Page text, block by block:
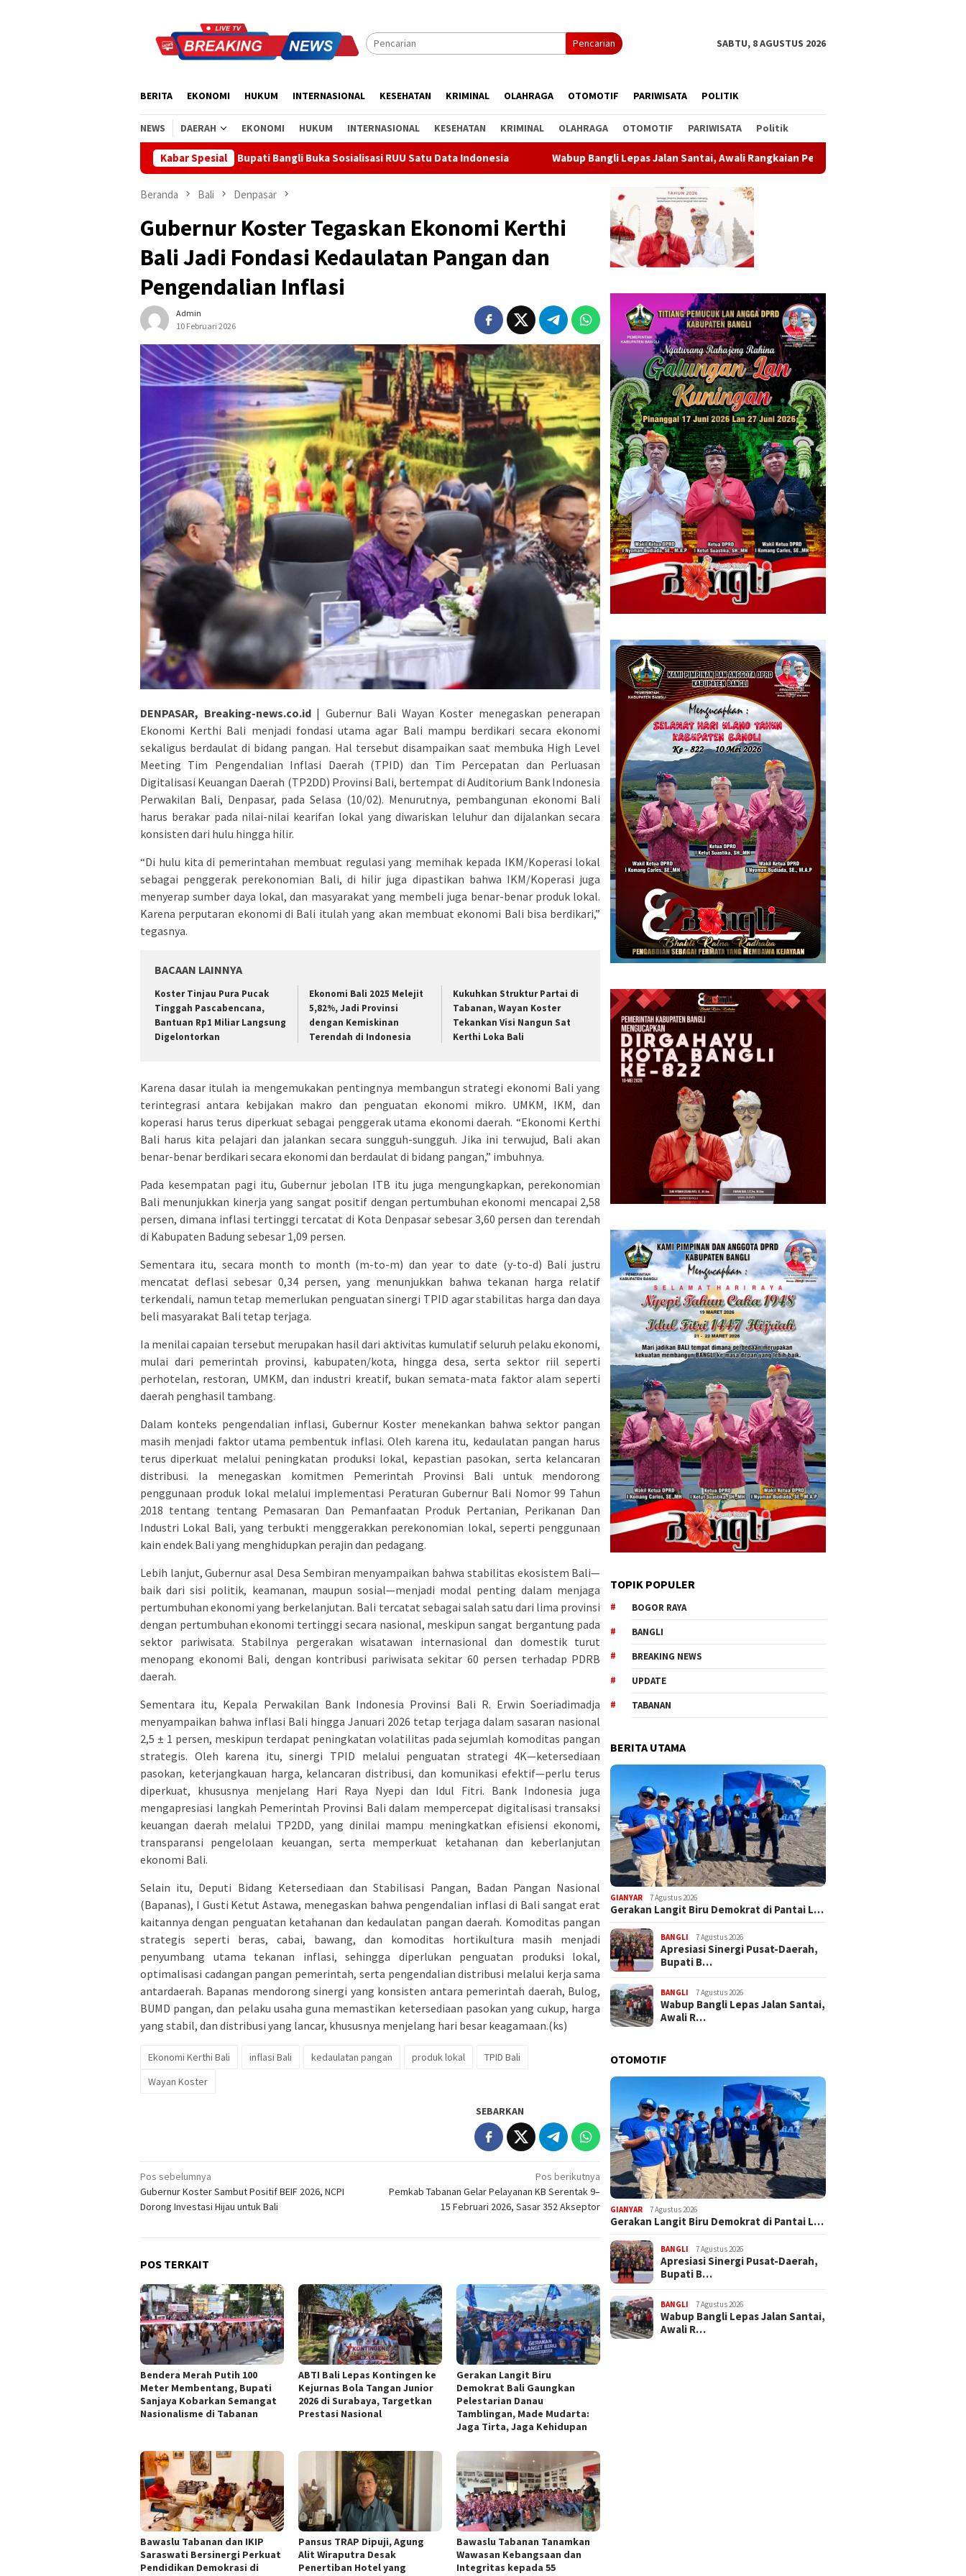
Pencarian SABTU, 8 AGUSTUS 2026
BERITA EKONOMI HUKUM INTERNASIONAL KESEHATAN KRIMINAL OLAHRAGA OTOMOTIF PARIWISATA POLITIK
NEWS DAERAH EKONOMI HUKUM INTERNASIONAL KESEHATAN KRIMINAL OLAHRAGA OTOMOTIF PARIWISATA Politik
Kabar Spesial
Pusat-Daerah, Bupati Bangli Buka Sosialisasi RUU Satu Data Indonesia Wabup Bangli Lepas Jalan Santai, Awali Rangkaian Peringatan HUT ke-81 Kemerdekaan RI
Beranda Bali Denpasar
Gubernur Koster Tegaskan Ekonomi Kerthi
Bali Jadi Fondasi Kedaulatan Pangan dan
Pengendalian Inflasi
Admin
10 Februari 2026
DENPASAR, Breaking-news.co.id| Gubernur Bali Wayan Koster menegaskan penerapan
Ekonomi Kerthi Bali menjadi fondasi utama agar Bali mampu berdikari secara ekonomi
sekaligus berdaulat di bidang pangan. Hal tersebut disampaikan saat membuka High Level
Meeting Tim Pengendalian Inflasi Daerah (TPID) dan Tim Percepatan dan Perluasan
Digitalisasi Keuangan Daerah (TP2DD) Provinsi Bali, bertempat di Auditorium Bank Indonesia
Perwakilan Bali, Denpasar, pada Selasa (10/02). Menurutnya, pembangunan ekonomi Bali
harus berakar pada nilai-nilai kearifan lokal yang diwariskan leluhur dan dijalankan secara
konsisten dari hulu hingga hilir.
“Di hulu kita di pemerintahan membuat regulasi yang memihak kepada IKM/Koperasi lokal
sebagai penggerak perekonomian Bali, di hilir juga dipastikan bahwa IKM/Koperasi juga
menyerap sumber daya lokal, dan masyarakat yang membeli juga benar-benar produk lokal.
Karena perputaran ekonomi di Bali itulah yang akan membuat ekonomi Bali bisa berdikari,”
tegasnya.
BACAAN LAINNYA
Koster Tinjau Pura Pucak
Tinggah Pascabencana,
Bantuan Rp1 Miliar Langsung
Digelontorkan
Ekonomi Bali 2025 Melejit
5,82%, Jadi Provinsi
dengan Kemiskinan
Terendah di Indonesia
Kukuhkan Struktur Partai di
Tabanan, Wayan Koster
Tekankan Visi Nangun Sat
Kerthi Loka Bali
Karena dasar itulah ia mengemukakan pentingnya membangun strategi ekonomi Bali yang
terintegrasi antara kebijakan makro dan penguatan ekonomi mikro. UMKM, IKM, dan
koperasi harus terus diperkuat sebagai penggerak utama ekonomi daerah. “Ekonomi Kerthi
Bali harus kita pelajari dan jalankan secara sungguh-sungguh. Jika ini terwujud, Bali akan
benar-benar berdikari secara ekonomi dan berdaulat di bidang pangan,” imbuhnya.
Pada kesempatan pagi itu, Gubernur jebolan ITB itu juga mengungkapkan, perekonomian
Bali menunjukkan kinerja yang sangat positif dengan pertumbuhan ekonomi mencapai 2,58
persen, dimana inflasi tertinggi tercatat di Kota Denpasar sebesar 3,60 persen dan terendah
di Kabupaten Badung sebesar 1,09 persen.
Sementara itu, secara month to month (m-to-m) dan year to date (y-to-d) Bali justru
mencatat deflasi sebesar 0,34 persen, yang menunjukkan bahwa tekanan harga relatif
terkendali, namun tetap memerlukan penguatan sinergi TPID agar stabilitas harga dan daya
beli masyarakat Bali tetap terjaga.
Ia menilai capaian tersebut merupakan hasil dari aktivitas kumulatif seluruh pelaku ekonomi,
mulai dari pemerintah provinsi, kabupaten/kota, hingga desa, serta sektor riil seperti
perhotelan, restoran, UMKM, dan industri kreatif, bukan semata-mata faktor alam seperti
daerah penghasil tambang.
Dalam konteks pengendalian inflasi, Gubernur Koster menekankan bahwa sektor pangan
masih menjadi faktor utama pembentuk inflasi. Oleh karena itu, kedaulatan pangan harus
terus diperkuat melalui peningkatan produksi lokal, kepastian pasokan, serta kelancaran
distribusi. Ia menegaskan komitmen Pemerintah Provinsi Bali untuk mendorong
penggunaan produk lokal melalui implementasi Peraturan Gubernur Bali Nomor 99 Tahun
2018 tentang tentang Pemasaran Dan Pemanfaatan Produk Pertanian, Perikanan Dan
Industri Lokal Bali, yang terbukti menggerakkan perekonomian lokal, seperti penggunaan
kain endek Bali yang menghidupkan perajin dan pedagang.
Lebih lanjut, Gubernur asal Desa Sembiran menyampaikan bahwa stabilitas ekosistem Bali—
baik dari sisi politik, keamanan, maupun sosial—menjadi modal penting dalam menjaga
pertumbuhan ekonomi yang berkelanjutan. Bali tercatat sebagai salah satu dari lima provinsi
dengan pertumbuhan ekonomi tertinggi secara nasional, meskipun sangat bergantung pada
sektor pariwisata. Stabilnya pergerakan wisatawan internasional dan domestik turut
menopang ekonomi Bali, dengan kontribusi pariwisata sekitar 60 persen terhadap PDRB
daerah.
Sementara itu, Kepala Perwakilan Bank Indonesia Provinsi Bali R. Erwin Soeriadimadja
menyampaikan bahwa inflasi Bali hingga Januari 2026 tetap terjaga dalam sasaran nasional
2,5 ± 1 persen, meskipun terdapat peningkatan volatilitas pada sejumlah komoditas pangan
strategis. Oleh karena itu, sinergi TPID melalui penguatan strategi 4K—ketersediaan
pasokan, keterjangkauan harga, kelancaran distribusi, dan komunikasi efektif—perlu terus
diperkuat, khususnya menjelang Hari Raya Nyepi dan Idul Fitri. Bank Indonesia juga
mengapresiasi langkah Pemerintah Provinsi Bali dalam mempercepat digitalisasi transaksi
keuangan daerah melalui TP2DD, yang dinilai mampu meningkatkan efisiensi ekonomi,
transparansi pengelolaan keuangan, serta memperkuat ketahanan dan keberlanjutan
ekonomi Bali.
Selain itu, Deputi Bidang Ketersediaan dan Stabilisasi Pangan, Badan Pangan Nasional
(Bapanas), I Gusti Ketut Astawa, menegaskan bahwa pengendalian inflasi di Bali sangat erat
kaitannya dengan penguatan ketahanan dan kedaulatan pangan daerah. Komoditas pangan
strategis seperti beras, cabai, bawang, dan komoditas hortikultura masih menjadi
penyumbang utama tekanan inflasi, sehingga diperlukan penguatan produksi lokal,
optimalisasi cadangan pangan pemerintah, serta pengendalian distribusi melalui kerja sama
antardaerah. Bapanas mendorong sinergi yang konsisten antara pemerintah daerah, Bulog,
BUMD pangan, dan pelaku usaha guna memastikan ketersediaan pasokan yang cukup, harga
yang stabil, dan distribusi yang lancar, khususnya menjelang hari besar keagamaan.(ks)
Ekonomi Kerthi Bali inflasi Bali kedaulatan pangan produk lokal
TPID Bali
Wayan Koster
SEBARKAN
Navigasi
pos
Pos sebelumnya
Gubernur Koster Sambut Positif BEIF 2026, NCPI
Dorong Investasi Hijau untuk Bali
Pos berikutnya
Pemkab Tabanan Gelar Pelayanan KB Serentak 9–
15 Februari 2026, Sasar 352 Akseptor
POS TERKAIT
Bendera Merah Putih 100
Meter Membentang, Bupati
Sanjaya Kobarkan Semangat
Nasionalisme di Tabanan
ABTI Bali Lepas Kontingen ke
Kejurnas Bola Tangan Junior
2026 di Surabaya, Targetkan
Prestasi Nasional
Gerakan Langit Biru
Demokrat Bali Gaungkan
Pelestarian Danau
Tamblingan, Made Mudarta:
Jaga Tirta, Jaga Kehidupan
Bawaslu Tabanan dan IKIP
Saraswati Bersinergi Perkuat
Pendidikan Demokrasi di
Pansus TRAP Dipuji, Agung
Alit Wiraputra Desak
Penertiban Hotel yang
Bawaslu Tabanan Tanamkan
Wawasan Kebangsaan dan
Integritas kepada 55
TOPIK POPULER
BOGOR RAYA
BANGLI
BREAKING NEWS
UPDATE
TABANAN
BERITA UTAMA
GIANYAR 7 Agustus 2026
Gerakan Langit Biru Demokrat di Pantai L…
BANGLI 7 Agustus 2026
Apresiasi Sinergi Pusat-Daerah,
Bupati B…
BANGLI 7 Agustus 2026
Wabup Bangli Lepas Jalan Santai,
Awali R…
OTOMOTIF
GIANYAR 7 Agustus 2026
Gerakan Langit Biru Demokrat di Pantai L…
BANGLI 7 Agustus 2026
Apresiasi Sinergi Pusat-Daerah,
Bupati B…
BANGLI 7 Agustus 2026
Wabup Bangli Lepas Jalan Santai,
Awali R…